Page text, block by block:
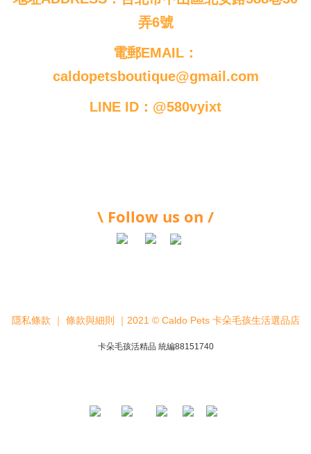
弄6號
電郵EMAIL：
caldopetsboutique@gmail.com
LINE ID：@580vyixt
\ Follow us on /
隱私條款 ｜ 條款與細則 ｜2021 © Caldo Pets 卡朵毛孩生活選品店
卡朵毛孩活精品 統編88151740